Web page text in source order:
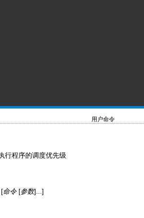
用户命令
行程序的调度优先级
命令 [参数]...]